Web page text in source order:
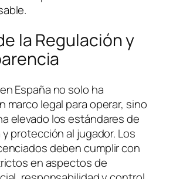
la Regulación y
España no solo ha
marco legal para operar, sino
elevado los estándares de
protección al jugador. Los
deben cumplir con
en aspectos de